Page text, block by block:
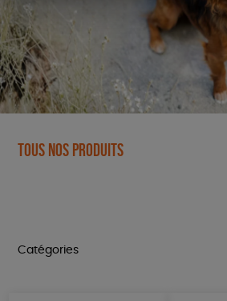
Tous nos produits
Catégories